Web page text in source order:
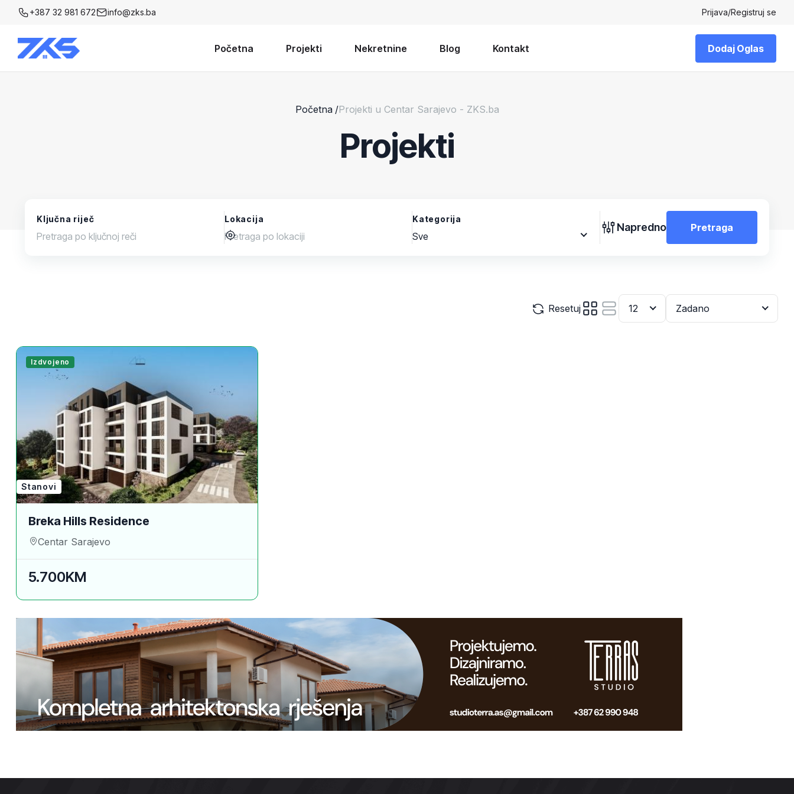
+387 32 981 672 info@zks.ba Prijava/Registruj se
Početna Projekti Nekretnine Blog Kontakt Dodaj Oglas
Početna /Projekti u Centar Sarajevo - ZKS.ba
Projekti
Ključna riječ Lokacija Kategorija
Sve
Napredno Pretraga
Resetuj 12 Zadano
Izdvojeno
Stanovi
Breka Hills Residence
Centar Sarajevo
5.700KM